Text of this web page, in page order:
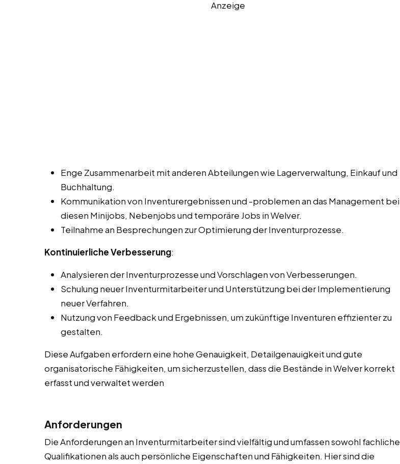
Anzeige
Enge Zusammenarbeit mit anderen Abteilungen wie Lagerverwaltung, Einkauf und
Buchhaltung.
Kommunikation von Inventurergebnissen und -problemen an das Management bei
diesen Minijobs, Nebenjobs und temporäre Jobs in Welver.
Teilnahme an Besprechungen zur Optimierung der Inventurprozesse.
Kontinuierliche Verbesserung:
Analysieren der Inventurprozesse und Vorschlagen von Verbesserungen.
Schulung neuer Inventurmitarbeiter und Unterstützung bei der Implementierung
neuer Verfahren.
Nutzung von Feedback und Ergebnissen, um zukünftige Inventuren effizienter zu
gestalten.
Diese Aufgaben erfordern eine hohe Genauigkeit, Detailgenauigkeit und gute
organisatorische Fähigkeiten, um sicherzustellen, dass die Bestände in Welver korrekt
erfasst und verwaltet werden
Anforderungen
Die Anforderungen an Inventurmitarbeiter sind vielfältig und umfassen sowohl fachliche
Qualifikationen als auch persönliche Eigenschaften und Fähigkeiten. Hier sind die